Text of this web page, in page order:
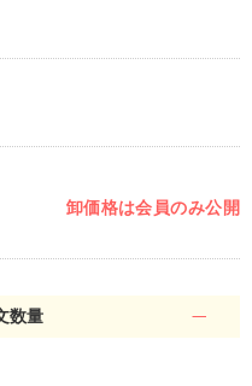
卸価格は会員のみ公開
数量